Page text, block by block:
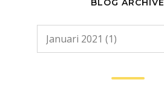
BLOG ARCHIVE